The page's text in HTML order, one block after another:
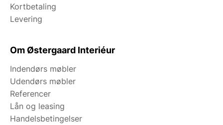
Kortbetaling
Levering
Om Østergaard Interiéur
Indendørs møbler
Udendørs møbler
Referencer
Lån og leasing
Handelsbetingelser